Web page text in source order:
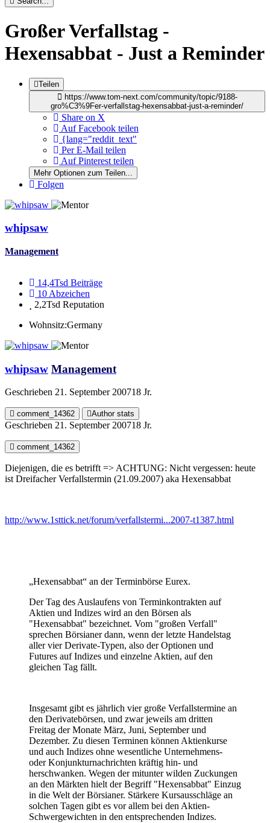
Großer Verfallstag -
Hexensabbat - Just a Reminder
Teilen
https://www.tom-next.com/community/topic/9188-
gro%C3%9Fer-verfallstag-hexensabbat-just-a-reminder/
Share on X
Auf Facebook teilen
{lang="reddit_text"
Per E-Mail teilen
Auf Pinterest teilen
Mehr Optionen zum Teilen...
Folgen
whipsaw
Management
14,4Tsd Beiträge
10 Abzeichen
2,2Tsd Reputation
Wohnsitz:Germany
whipsaw Management
Geschrieben 21. September 200718 Jr.
comment_14362 Author stats
Geschrieben 21. September 200718 Jr.
comment_14362
Diejenigen, die es betrifft => ACHTUNG: Nicht vergessen: heute
ist Dreifacher Verfallstermin (21.09.2007) aka Hexensabbat
http://www.1sttick.net/forum/verfallstermi...2007-t1387.html
„Hexensabbat“ an der Terminbörse Eurex.
Der Tag des Auslaufens von Terminkontrakten auf
Aktien und Indizes wird an den Börsen als
"Hexensabbat" bezeichnet. Vom "großen Verfall"
sprechen Börsianer dann, wenn der letzte Handelstag
aller vier Derivate-Typen, also der Optionen und
Futures auf Indizes und einzelne Aktien, auf den
gleichen Tag fällt.
Insgesamt gibt es jährlich vier große Verfallstermine an
den Derivatebörsen, und zwar jeweils am dritten
Freitag der Monate März, Juni, September und
Dezember. Zu diesen Terminen können Aktienkurse
und auch Indizes ohne wesentliche Unternehmens-
oder Konjunkturnachrichten kräftig hin- und
herschwanken. Wegen der mitunter wilden Zuckungen
an den Märkten hielt der Begriff "Hexensabbat" Einzug
in die Welt der Börsianer. Stärkere Kursausschläge an
solchen Tagen gibt es vor allem bei den Aktien-
Schwergewichten in den entsprechenden Indizes.